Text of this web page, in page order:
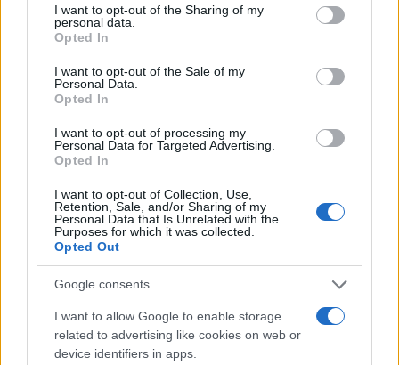
I want to opt-out of the Sharing of my
personal data.
Opted In
I want to opt-out of the Sale of my
Personal Data.
Opted In
I want to opt-out of processing my
Personal Data for Targeted Advertising.
Opted In
I want to opt-out of Collection, Use,
Retention, Sale, and/or Sharing of my
Personal Data that Is Unrelated with the
Purposes for which it was collected.
Opted Out
Google consents
I want to allow Google to enable storage
related to advertising like cookies on web or
device identifiers in apps.
negli ambienti conservatori, riapparse proprio
nella lunga e complessa questione legata ai
Moore ha ripercorso i giorni che portarono alle
dimissioni della Thatcher dopo essere stata
sfidata dai colleghi di governo preoccupati dal
crescente antieuropeismo dell’ex primo ministro,
che andò a sostituirla. Un dramma politico, con
lunghi e affilati coltelli riapparsi in scena dal 2016
in poi, quando
corridoi solitamente più compassati del
In unaintervistarilasciata al think tank